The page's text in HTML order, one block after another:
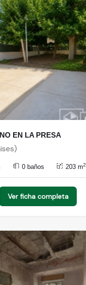
EN LA PRESA
0 baños 203 m2
Ver ficha completa